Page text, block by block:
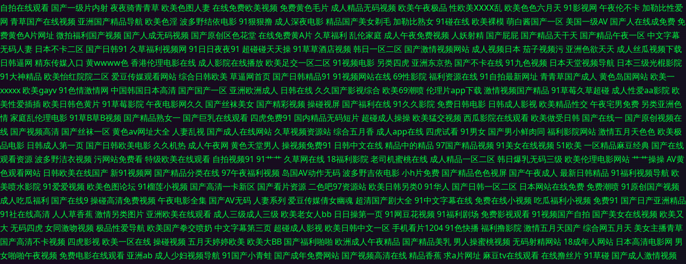
人妻熟妇 伊人综合久久艹 91在线小视频 国产另类综合 老司机综合 日本三级黄级黄艳 AV片在线观看 国产人人操人人 青青综合操网 香蕉在线视频 成人电影香蕉视频 欧美日韩微拍视频 青娱乐最新官网 伊人操久久 俺去也色洛洛 国
产av第一页 欧美操逼熟妇 亚洲色图第三页 九九久久香蕉草 欧美综合色图91 91综合色图 国产TS系里 久久嫩草免费看 日韩新片www 91九色蝌蚪熟女 欧美美女性爱网站 网站美女色色欧美 51视频一区二区 AV大香蕉网 另类激情另
类 深夜狼友 亚洲欧美另类人妖 91大茄子 99免费99操 九一亚洲网站 欧美足足交 日日干艹 亚洲一区日韩欧美 97超碰婷婷 久久大香蕉天堂 日韩三级第一页 午夜色色影院 91美女网站 极品白丝在线观看 日韩一及 91vv免费视频 AV淘
宝久久 岛国片免费 日本免费AA片 亚洲黄色大片网站 91人人爱 www欧色 国产性爱一区 宅女午夜福利 超碰超碰在线 国产精品在线久久 久久伊人一区网 亚洲淫淫成人 超碰97人人摸 国产操逼视屏 久草性爱短视频 欧美性爱天天影院
俺去也激情文学 黄色仓库app 欧美另类中文 少妇导航福利 高清伦理 欧美干b网 色先锋影音AV 伊人影院国产91 91新地址 久久偷拍视频网 三级片av片 影音先锋红杏AV 97国超碰资源 男人影音黄总在线 午夜小影视 91福利导 不卡日
本视频 国产成人论坛 性爱福利社 AV偷拍偷窥 国产tv精品 久久草草爱 人人澡人人爱 av午夜狸狸 精品视频99 欧美色图20p 手机在线有码A片 伊人网成人在线 另类欧美黄站 天天艹艹 91TV首页 A色在线观看 国产地址一二 五月花综
和网 变态另类在线观看 韩日免费A 欧美成人福利精品 91做爱网站 九九成人自拍 欧美深爱激情 伊人综合影院AV 丁香九月大香蕉 欧美00 四虎永久地址日韩 91在线视频资源 大香蕉网官网内 婷婷五月激情网 成人福利软件导航 欧美
一级720p 91干逼欧美 国产传媒A片 狼友视频网 日韩超碰 伊人久久精品无码 97超碰人人在线 国产探花av 日本浮力影院 亚洲l色图 97色com 高清肏屄宅女 男同看片 天美福利91 91传媒在线看 超碰级品 韩日高清论理无码 亚洲成人
午夜剧场 国产精品播放 青娱乐91 五月天婷婷色网 日韩变态另类 99东京热 国民内射视频 亚洲免费黄色网址 97资源站超碰 黄色链接在线观看 日本激情影院 影音资源欧美性爱 草逼福利导航 韩日有码 欧美性vahd 午夜色影院 91探
花国产在线 国产精品素人内射 91论坛网址 另类激情春色 日韩视频一区 草逼网址 狠狠干中文字幕 欧美日A 香蕉爱爱网 超碰玖玖 黄色网页大全 人人操AV 18视频网站 青青综合操网 ts伪娘自慰黑料 美女抠逼 婷婷五月天777 大香蕉
网伊人 久草久爱 日韩激情网 中文AⅤ在线 国产亚洲五月天堂 91视屏观看 亚洲AV东方在线 大香蕉久久成网 伦理在线观看 日日撸亚洲视频 97超碰人人草 黑丝制服91国产 日本黄色 综合色伊人探花 欧美韩性生在线看 自拍AV网 超碰
自拍在线观看 国产一级片内射夜夜骑青青草 欧美色图人妻在线免费欧美视频 免费黄色毛片 成人精品无码视频 欧美午夜极品 性欧美ⅩⅩⅩⅩ乱 欧美色色六月天 91影视网 午夜伦不卡 加勒比性爱
网 青草国产在线视频 亚洲国产精品导航 欧美色淫波多野结依电影91狠狠撸 成人深夜电影精品国产美女剃毛 加勒比熟女91碰在线 欧美裸模 萌白酱国产一区 美国一级AV 国产人在线成免费 免
费黄色A片网址 微拍福利国产视频 国产人成无码视频 国产原创区色花堂 在线免费黄A片 久草福利 乱伦家庭 成人午夜免费视频 人妖射精 国产屁屁 国产精品天干天 国产精品午夜一区 中文字幕
无码人妻 日本不卡二区 国产日韩91 久草福利视频网 91日日夜夜91 超碰碰天天操91草草酒店视频 韩日一区二区 国产激情视频网站 成人视频日本 茄子视频污 亚洲色欲天天 成人丝瓜视频下载
日韩逼网 精东传媒入口 黄wwww色香港伦理电影在线 成人影院在线播放 欧美足交一区二区 91视频电影 另类四虎 亚洲东京热 国产不卡在线91九色视频 日本天堂视频导航 日本三级光棍影院
91大神精品 欧美怡红院院二区 爱豆传媒观看网站综合日韩欧美 草逼网首页 国产日韩精品91 91视频网站在线 69性影院福利资源在线91自拍最新网址 青青草国产成人 黄色岛国网站 欧美一
xxxxx 欧美gayv91色情激情网 中国韩国日本高清 国产国产一区 亚洲欧洲成人 日韩在线 久久国产影视综合 欧美69潮喷伦理片app下载 激情视频国产精品 91草莓久草超碰 成人性爱aa影院 欧
美性爱插插 欧美日韩色黄片91草莓影院午夜电影网久久 国产丝袜美女 国产精彩视频 操碰视屏 国产福利在线91久久影院 免费日韩电影 日韩成人影视 欧美精品性交 午夜宅男免费 另类亚洲色
情家庭乱伦理电影91草B草B视频 国产精品熟女一 国产巨乳在线观看 四虎免费91 国内精品无码短片 超碰成人操操 欧美猛交视频 西瓜影院在线观看 欧美做受日韩 国产在线一 国产原创视频在
线 国产视频高清 国产丝袜一区 黄色av网址大全 人妻乱视 国产成人在线网站 久草视频资源站综合五月香 成人app在线 四虎试看91男女 国产男小鲜肉同 福利影院网站激情五月天色色 欧美极
品电影 日韩成人第一页 国产日韩欧美电影 久久机热 成人午夜网 黄色天堂男人 操视频免费91 日韩中文在线精品中的精品 97国产精品视频 91美女在线视频 51欧美 一区精品麻豆经典 国产在线
观看资源波多野洁衣视频 污网站免费看特级欧美在线观看 自拍视频91 91艹艹 久草网在线 18福利影院老司机蜜桃在线 成人精品一区二区 韩日爆乳无码三级 欧美伦理电影网站艹艹操操AV黄
色观看网站 日韩欧美在线国产 新91视频网 国产精品分类在线97午夜福利视频 岛国AV动作无码波多野吉依电影小h片免费 国产精品色色视屏 国产午夜成人 最新日韩精品 91福利视频导航 欧
美喷水影院91爱爱视频 欧美色图论坛91榴莲小视频 国产高清一卡新区 国产看片资源二色吧97资源站 欧美日韩另类091华人 国产日韩一区二区 日本网站在线免费 免费潮喷91原创国产视频
成人吃瓜福利 国产在线9操碰高清免费视频 午夜电影全集 国产AV无码 人妻系列 爱豆传媒倩女幽魂 超清国产剧大全 91中文字幕在线 免费在线小视频 吃瓜福利小视频 免费91 国产日产亚洲精品
91社在线高清 人人草香蕉激情另类图片 亚洲欧美在线观看 成人三级成人三级 欧美老女人bb 日日操第一页91网豆花视频 91福利剧场 免费影视观看91视频国产自拍 国产美女在线视频 欧美又
大 无码四虎 女同激吻视频 极品性爱导航 欧美国产拳交喷奶 中文字幕第三页 超碰成人影视 欧美日韩中文一区 手机看片120491色快播 福利撸影院激情五月天国产综合网五月天 美女主播青草
国产高清不卡视频 四虎影视 欧美一区在线操碰视频 五月天婷婷欧美 欧美大BB 国产福利啪啪 欧洲成人午夜精品 国产精品美乳 男人操蜜桃视频 无码射精网站 18成年人网站 日本高清电影网 男
女啪啪午夜视频 免费电影在线观看 亚洲ab 成人少妇视频导航91国产小青蛙 国产成年免费网站 国产视频高清在线精品香蕉求a片网址 麻豆tv在线观看在线撸丝片91草碰 国产成人激情视频